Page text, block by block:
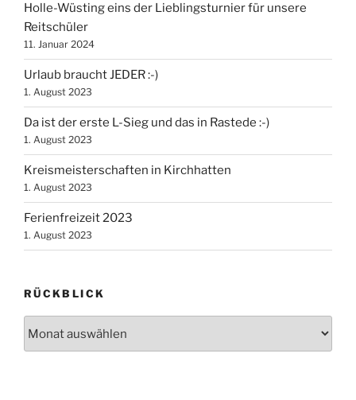
Holle-Wüsting eins der Lieblingsturnier für unsere
Reitschüler
11. Januar 2024
Urlaub braucht JEDER :-)
1. August 2023
Da ist der erste L-Sieg und das in Rastede :-)
1. August 2023
Kreismeisterschaften in Kirchhatten
1. August 2023
Ferienfreizeit 2023
1. August 2023
RÜCKBLICK